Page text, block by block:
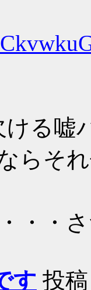
ける嘘
らそ
・・
す 投